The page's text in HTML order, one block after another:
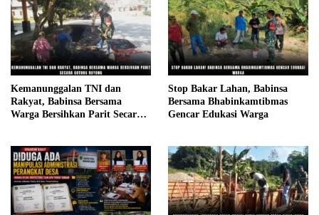
Kemanunggalan TNI dan
Rakyat, Babinsa Bersama
Warga Bersihkan Parit Secara
Stop Bakar Lahan, Babinsa
Bersama Bhabinkamtibmas
Gencar Edukasi Warga